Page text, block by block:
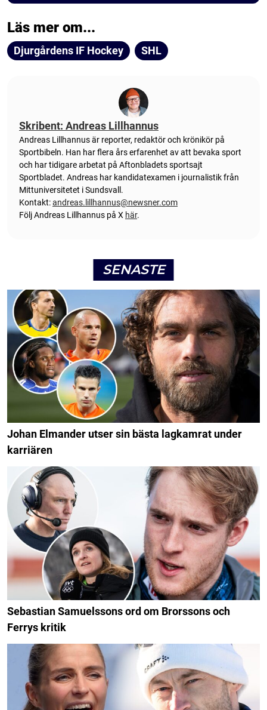
Läs mer om...
Djurgårdens IF Hockey SHL
Skribent: Andreas Lillhannus
Andreas Lillhannus är reporter, redaktör och krönikör på
Sportbibeln. Han har flera års erfarenhet av att bevaka sport
och har tidigare arbetat på Aftonbladets sportsajt
Sportbladet. Andreas har kandidatexamen i journalistik från
Mittuniversitetet i Sundsvall.
Kontakt:andreas.lillhannus@newsner.com
Följ Andreas Lillhannus på X här.
SENASTE
Johan Elmander utser sin bästa lagkamrat under
karriären
Sebastian Samuelssons ord om Brorssons och
Ferrys kritik